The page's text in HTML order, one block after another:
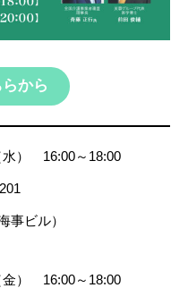
から
） 16:00～18:00
事ビル）
） 16:00～18:00